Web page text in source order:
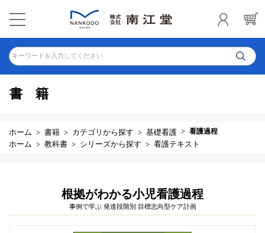
キーワードを入力してください
書籍
ホーム 書籍 カテゴリから探す 基礎看護 看護過程
ホーム 教科書 シリーズから探す 看護テキスト
根拠がわかる小児看護過程
事例で学ぶ 発達段階別 目標志向型ケア計画